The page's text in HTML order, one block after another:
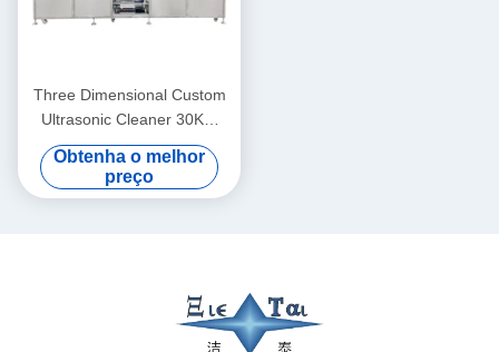
Three Dimensional Custom
Ultrasonic Cleaner 30KW
Ultrasonic Cleaner Máquina
de Lavar 40KHZ
Obtenha o melhor
preço